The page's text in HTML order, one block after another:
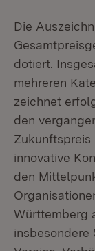
Die
dotiert.
mehreren
zeichnet
den
Zukunftspreis
innovative
den
Württemberg
insbesondere